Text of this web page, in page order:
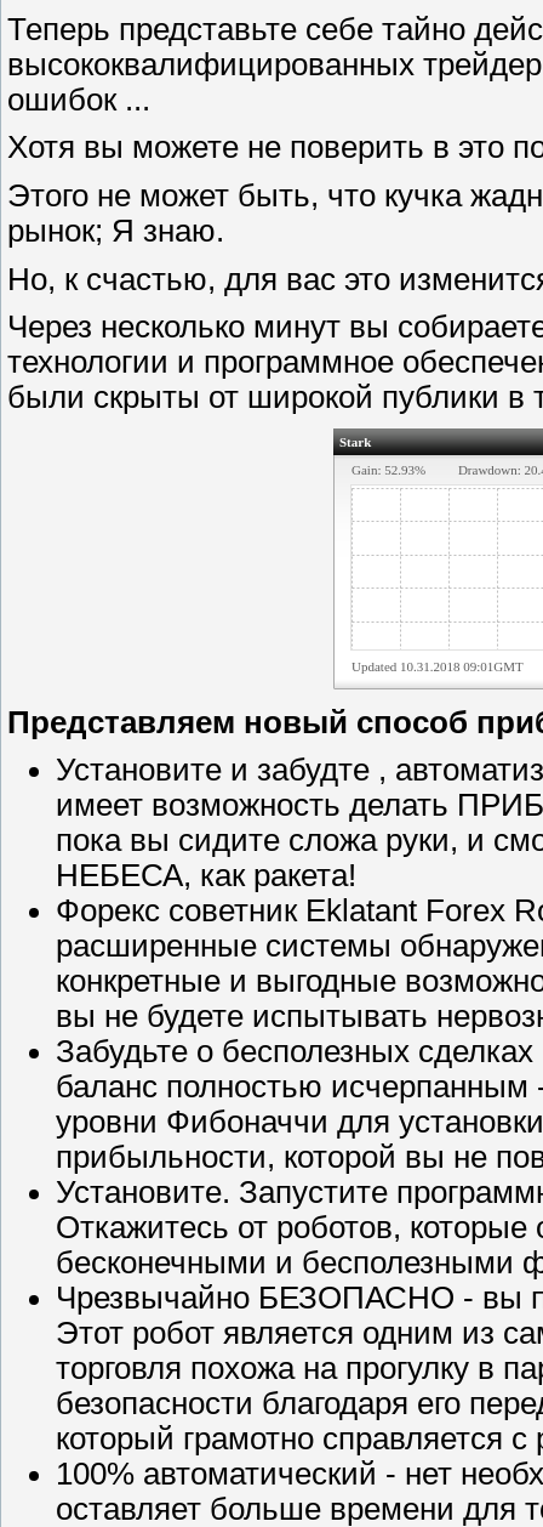
Теперь представьте себе тайно
высококвалифицированных
ошибок ...
Хотя вы можете не поверить в это
Этого не может быть, что кучка
рынок; Я знаю.
Но, к счастью, для вас это
Через несколько минут вы
технологии и программное
были скрыты от широкой публики в
Представляем новый способ
Установите и забудте ,
имеет возможность делать
пока вы сидите сложа руки, и
НЕБЕСА, как ракета!
Форекс советник Eklatant Forex
расширенные системы
конкретные и выгодные
вы не будете испытывать
Забудьте о бесполезных
баланс полностью
уровни Фибоначчи для
прибыльности, которой вы не
Установите. Запустите
Откажитесь от роботов,
бесконечными и бесполезными
Чрезвычайно БЕЗОПАСНО - вы
Этот робот является одним из
торговля похожа на прогулку в
безопасности благодаря его
который грамотно справляется с
100% автоматический - нет
оставляет больше времени для